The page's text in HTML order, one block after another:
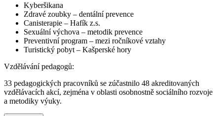
Kyberšikana
Zdravé zoubky – dentální prevence
Canisterapie – Hafík z.s.
Sexuální výchova – metodik prevence
Preventivní program – mezi ročníkové vztahy
Turistický pobyt – Kašperské hory
Vzdělávání pedagogů:
33 pedagogických pracovníků se zúčastnilo 48 akreditovaných
vzdělávacích akcí, zejména v oblasti osobnostně sociálního rozvoje
a metodiky výuky.